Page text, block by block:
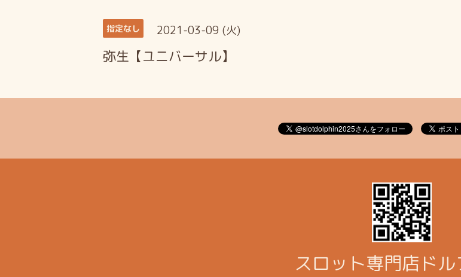
指定なし 2021-03-09 (火)
弥生【ユニバーサル】
スロット専門店ド